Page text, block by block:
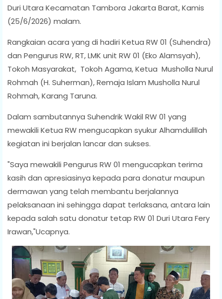
Duri Utara Kecamatan Tambora Jakarta Barat, Kamis
(25/6/2026) malam.
Rangkaian acara yang di hadiri Ketua RW 01 (Suhendra)
dan Pengurus RW, RT, LMK unit RW 01 (Eko Alamsyah),
Tokoh Masyarakat, Tokoh Agama, Ketua Musholla Nurul
Rohmah (H. Suherman), Remaja Islam Musholla Nurul
Rohmah, Karang Taruna.
Dalam sambutannya Suhendrik Wakil RW 01 yang
mewakili Ketua RW mengucapkan syukur Alhamdulillah
kegiatan ini berjalan lancar dan sukses.
"Saya mewakili Pengurus RW 01 mengucapkan terima
kasih dan apresiasinya kepada para donatur maupun
dermawan yang telah membantu berjalannya
pelaksanaan ini sehingga dapat terlaksana, antara lain
kepada salah satu donatur tetap RW 01 Duri Utara Fery
Irawan,"Ucapnya.